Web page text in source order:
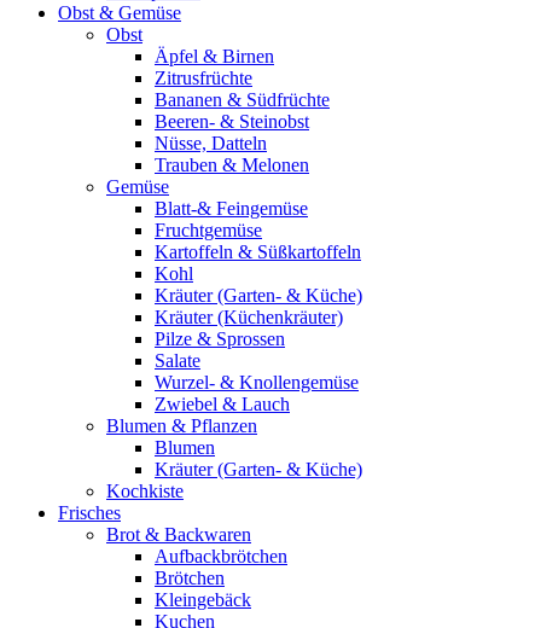
Obst & Gemüse
Obst
Äpfel & Birnen
Zitrusfrüchte
Bananen & Südfrüchte
Beeren- & Steinobst
Nüsse, Datteln
Trauben & Melonen
Gemüse
Blatt-& Feingemüse
Fruchtgemüse
Kartoffeln & Süßkartoffeln
Kohl
Kräuter (Garten- & Küche)
Kräuter (Küchenkräuter)
Pilze & Sprossen
Salate
Wurzel- & Knollengemüse
Zwiebel & Lauch
Blumen & Pflanzen
Blumen
Kräuter (Garten- & Küche)
Kochkiste
Frisches
Brot & Backwaren
Aufbackbrötchen
Brötchen
Kleingebäck
Kuchen